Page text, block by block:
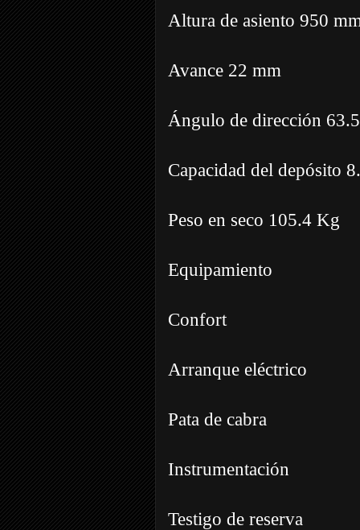
Altura de asiento 950
Avance 22 mm
Ángulo de dirección 63.5
Capacidad del depósito
Peso en seco 105.4 Kg
Equipamiento
Confort
Arranque eléctrico
Pata de cabra
Instrumentación
Testigo de reserva